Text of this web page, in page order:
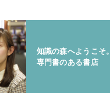
知識の森へようこそ。
専門書のある書店